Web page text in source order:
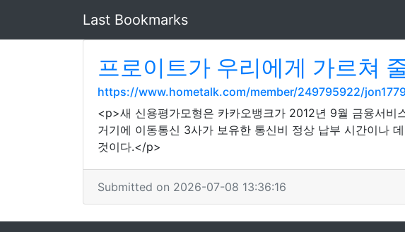
Last Bookmarks
프로이트가 우리에게 가르쳐
https://www.hometalk.com/member/249795922/
<p>새 신용평가모형은 카카오뱅크가 2012년 9월 금융서비
거기에 이동통신 3사가 보유한 통신비 정상 납부 시간이나
것이다.</p>
Submitted on 2026-07-08 13:36:16